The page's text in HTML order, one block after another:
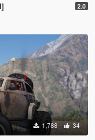
2.0
1,788 34